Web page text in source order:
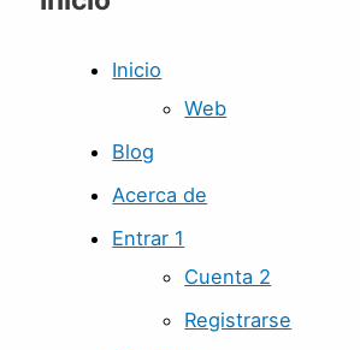
Inicio
Web
Blog
Acerca de
Entrar 1
Cuenta 2
Registrarse